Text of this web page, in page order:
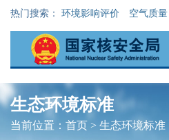
热门搜索： 环境影响评价 空气质量
生态环境标准
当前位置： 首页> 生态环境标准